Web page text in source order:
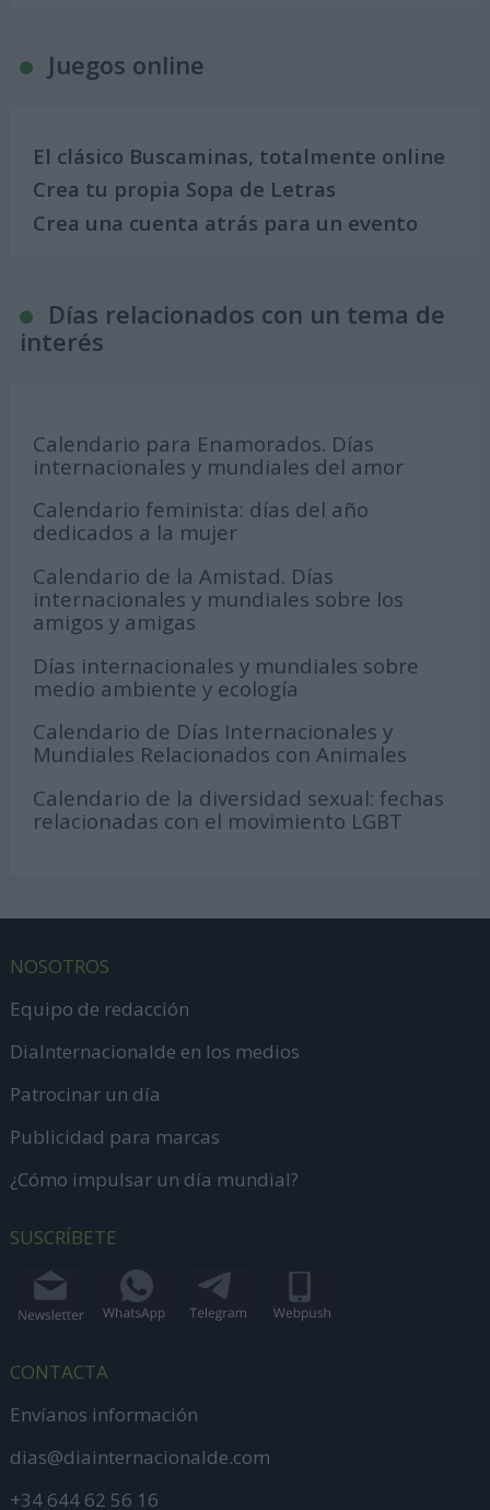
Juegos online
El clásico Buscaminas, totalmente online
Crea tu propia Sopa de Letras
Crea una cuenta atrás para un evento
Días relacionados con un tema de
interés
Calendario para Enamorados. Días
internacionales y mundiales del amor
Calendario feminista: días del año
dedicados a la mujer
Calendario de la Amistad. Días
internacionales y mundiales sobre los
amigos y amigas
Días internacionales y mundiales sobre
medio ambiente y ecología
Calendario de Días Internacionales y
Mundiales Relacionados con Animales
Calendario de la diversidad sexual: fechas
relacionadas con el movimiento LGBT
NOSOTROS
Equipo de redacción
DiaInternacionalde en los medios
Patrocinar un día
Publicidad para marcas
¿Cómo impulsar un día mundial?
SUSCRÍBETE
CONTACTA
Envíanos información
dias@diainternacionalde.com
+34 644 62 56 16